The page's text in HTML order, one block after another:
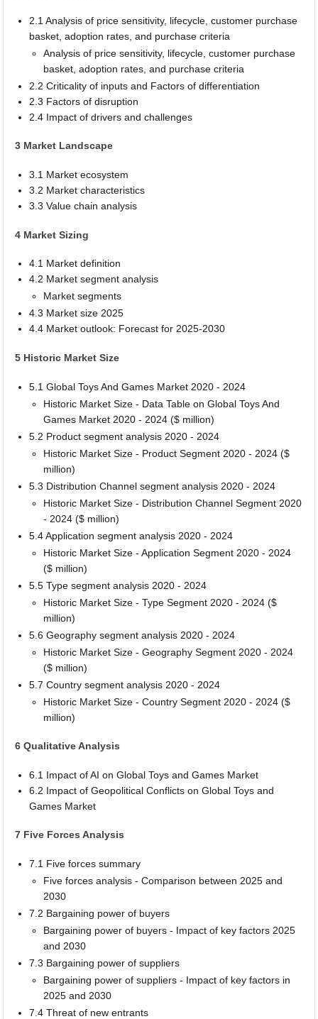
2.1 Analysis of price sensitivity, lifecycle, customer purchase
basket, adoption rates, and purchase criteria
Analysis of price sensitivity, lifecycle, customer purchase
basket, adoption rates, and purchase criteria
2.2 Criticality of inputs and Factors of differentiation
2.3 Factors of disruption
2.4 Impact of drivers and challenges
3 Market Landscape
3.1 Market ecosystem
3.2 Market characteristics
3.3 Value chain analysis
4 Market Sizing
4.1 Market definition
4.2 Market segment analysis
Market segments
4.3 Market size 2025
4.4 Market outlook: Forecast for 2025-2030
5 Historic Market Size
5.1 Global Toys And Games Market 2020 - 2024
Historic Market Size - Data Table on Global Toys And
Games Market 2020 - 2024 ($ million)
5.2 Product segment analysis 2020 - 2024
Historic Market Size - Product Segment 2020 - 2024 ($
million)
5.3 Distribution Channel segment analysis 2020 - 2024
Historic Market Size - Distribution Channel Segment 2020
- 2024 ($ million)
5.4 Application segment analysis 2020 - 2024
Historic Market Size - Application Segment 2020 - 2024
($ million)
5.5 Type segment analysis 2020 - 2024
Historic Market Size - Type Segment 2020 - 2024 ($
million)
5.6 Geography segment analysis 2020 - 2024
Historic Market Size - Geography Segment 2020 - 2024
($ million)
5.7 Country segment analysis 2020 - 2024
Historic Market Size - Country Segment 2020 - 2024 ($
million)
6 Qualitative Analysis
6.1 Impact of AI on Global Toys and Games Market
6.2 Impact of Geopolitical Conflicts on Global Toys and
Games Market
7 Five Forces Analysis
7.1 Five forces summary
Five forces analysis - Comparison between 2025 and
2030
7.2 Bargaining power of buyers
Bargaining power of buyers - Impact of key factors 2025
and 2030
7.3 Bargaining power of suppliers
Bargaining power of suppliers - Impact of key factors in
2025 and 2030
7.4 Threat of new entrants